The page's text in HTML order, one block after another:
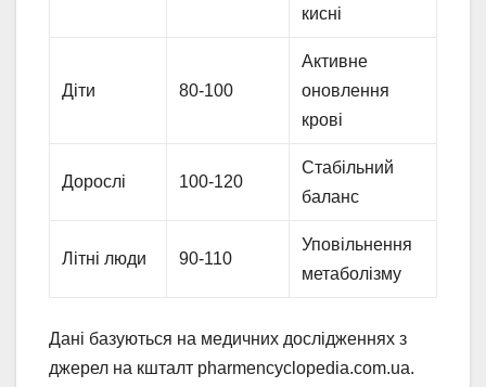
кисні
Діти 80-100
Активне
оновлення
крові
Дорослі 100-120
Стабільний
баланс
Літні люди 90-110
Уповільнення
метаболізму
Дані базуються на медичних дослідженнях з
джерел на кшталт pharmencyclopedia.com.ua.